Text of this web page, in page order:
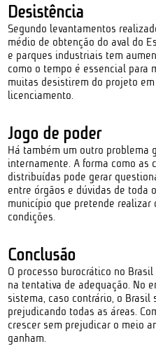
Desistência
Segundo levantamentos
médio de obtenção do aval do
e parques industriais tem
como o tempo é essencial para
muitas desistirem do projeto
licenciamento.
Jogo de poder
Há também um outro problema
internamente. A forma como as
distribuídas pode gerar
entre órgãos e dúvidas de toda
município que pretende
condições.
Conclusão
O processo burocrático no
na tentativa de adequação. No
sistema, caso contrário, o Brasil
prejudicando todas as áreas.
crescer sem prejudicar o meio
ganham.